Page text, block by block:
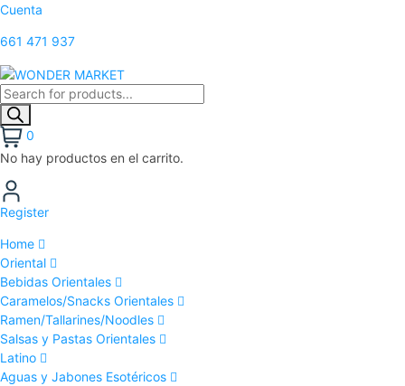
Cuenta
661 471 937
0
No hay productos en el carrito.
Register
Home
Oriental
Bebidas Orientales
Caramelos/Snacks Orientales
Ramen/Tallarines/Noodles
Salsas y Pastas Orientales
Latino
Aguas y Jabones Esotéricos